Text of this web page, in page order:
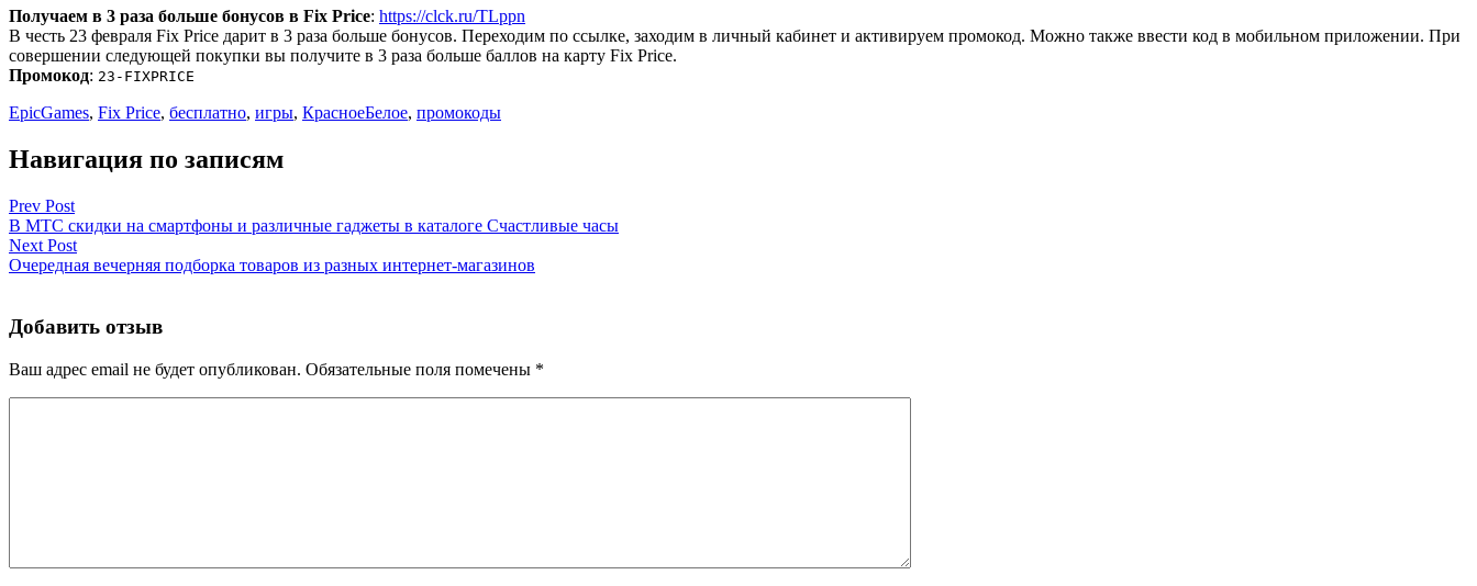
Получаем в 3 раза больше бонусов в Fix Price: https://clck.ru/TLppn
В честь 23 февраля Fix Price дарит в 3 раза больше бонусов. Переходим по ссылке, заходим в личный кабинет и активируем промокод. Можно также ввести код в мобильном приложении. При
совершении следующей покупки вы получите в 3 раза больше баллов на карту Fix Price.
Промокод: 23-FIXPRICE
EpicGames, Fix Price, бесплатно, игры, КрасноеБелое, промокоды
Навигация по записям
Prev Post
В МТС скидки на смартфоны и различные гаджеты в каталоге Счастливые часы
Next Post
Очередная вечерняя подборка товаров из разных интернет-магазинов
Добавить отзыв
Ваш адрес email не будет опубликован. Обязательные поля помечены *